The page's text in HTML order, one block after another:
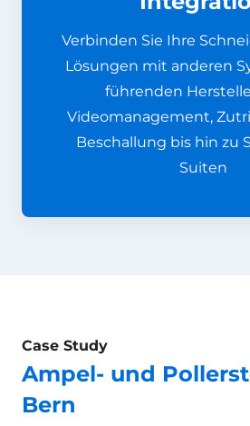
Verbinden Sie Ihre
Lösungen mit anderen
führenden
Videomanagement,
Beschallung bis hin zu
Suiten
Case Study
Ampel- und
Bern